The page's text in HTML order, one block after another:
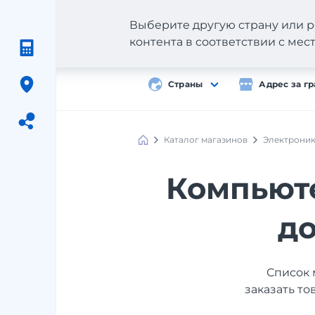
Страны Адрес за
Выберите другую страну или
контента в соответствии с
Meest
Каталог магазинов
Список
заказать